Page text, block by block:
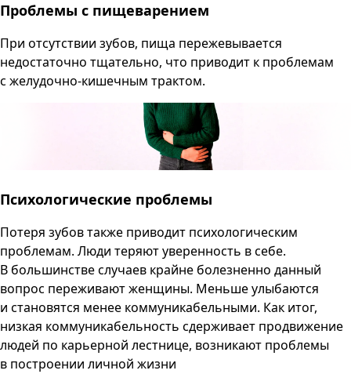
Проблемы с пищеварением
При отсутствии зубов, пища пережевывается
недостаточно тщательно, что приводит к проблемам
с желудочно-кишечным трактом.
Психологические проблемы
Потеря зубов также приводит психологическим
проблемам. Люди теряют уверенность в себе.
В большинстве случаев крайне болезненно данный
вопрос переживают женщины. Меньше улыбаются
и становятся менее коммуникабельными. Как итог,
низкая коммуникабельность сдерживает продвижение
людей по карьерной лестнице, возникают проблемы
в построении личной жизни